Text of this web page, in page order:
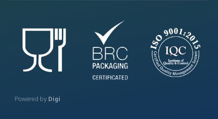
Powered by Digi